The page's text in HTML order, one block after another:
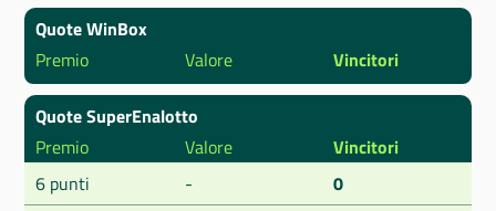
Quote WinBox
Premio
Valore Vincitori
Quote SuperEnalotto
Premio
Valore
Vincitori
6 punti
-
0